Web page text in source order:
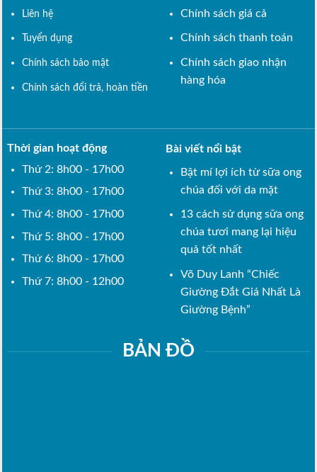
Liên hệ
Tuyển dụng
Chính sách bảo mật
Chính sách đổi trả, hoàn tiền
Chính sách giá cả
Chính sách thanh toán
Chính sách giao nhận
hàng hóa
Thời gian hoạt động
Thứ 2: 8h00 - 17h00
Thứ 3: 8h00 - 17h00
Thứ 4: 8h00 - 17h00
Thứ 5: 8h00 - 17h00
Thứ 6: 8h00 - 17h00
Thứ 7: 8h00 - 12h00
Bài viết nổi bật
Bật mí lợi ích từ sữa ong
chúa đối với da mặt
13 cách sử dụng sữa ong
chúa tươi mang lại hiệu
quả tốt nhất
Võ Duy Lanh “Chiếc
Giường Đắt Giá Nhất Là
Giường Bệnh”
BẢN ĐỒ